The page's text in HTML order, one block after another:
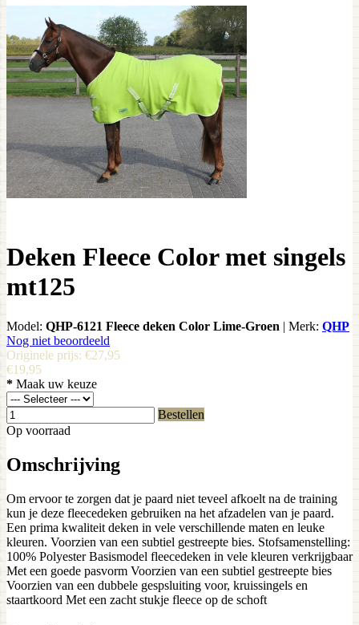
Deken Fleece Color met singels
mt125
Model: QHP-6121 Fleece deken Color Lime-Groen | Merk: QHP
Nog niet beoordeeld
Originele prijs: €27,95
€19,95
* Maak uw keuze
Bestellen
Op voorraad
Omschrijving
Om ervoor te zorgen dat je paard niet teveel afkoelt na de training
kun je deze fleecedeken gebruiken na het afzadelen van je paard.
Een prima kwaliteit deken in vele verschillende maten en leuke
kleuren. Voorzien van een subtiel gestreepte bies. Stofsamenstelling:
100% Polyester Basismodel fleecedeken in vele kleuren verkrijgbaar
Met een goede pasvorm Voorzien van een subtiel gestreepte bies
Voorzien van een dubbele gespsluiting voor, kruissingels en
staartkoord Met een zacht stukje fleece op de schoft